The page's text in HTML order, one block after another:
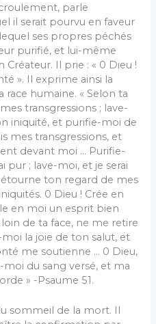
parle
il serait pourvu en faveur
ses propres péchés
purifié, et lui-même
Créateur. Il prie : « 0 Dieu !
». Il exprime ainsi la
humaine. « Selon ta
transgressions ; lave-
iniquité, et purifie-moi de
mes transgressions, et
devant moi … Purifie-
pur ; lave-moi, et je serai
ton regard de mes
0 Dieu ! Crée en
en moi un esprit bien
de ta face, ne me retire
la joie de ton salut, et
me soutienne … 0 Dieu,
du sang versé, et ma
» -Psaume 51.
sommeil de la mort. Il